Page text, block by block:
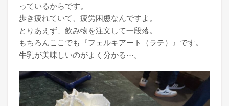
っているからです。
歩き疲れていて、疲労困憊なんですよ。
とりあえず、飲み物を注文して一段落。
もちろんここでも『フェルキアート（ラテ）』です。
牛乳が美味しいのがよく分かる⋯。